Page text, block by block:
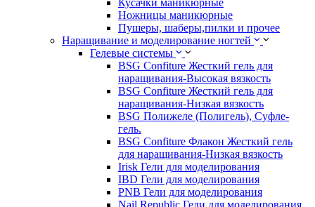
Кусачки маникюрные
Ножницы маникюрные
Пушеры, шаберы,пилки и прочее
Наращивание и моделирование ногтей
Гелевые системы
BSG Confiture Жесткий гель для
наращивания-Высокая вязкость
BSG Confiture Жесткий гель для
наращивания-Низкая вязкость
BSG Полижеле (Полигель), Суфле-
гель.
BSG Confiture Флакон Жесткий гель
для наращивания-Низкая вязкость
Irisk Гели для моделирования
IBD Гели для моделирования
PNB Гели для моделирования
Nail Republic Гели для моделирования